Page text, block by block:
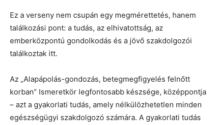
Ez a verseny nem csupán egy megmérettetés, hanem
találkozási pont: a tudás, az elhivatottság, az
emberközpontú gondolkodás és a jövő szakdolgozói
találkoztak itt.
Az „Alapápolás-gondozás, betegmegfigyelés felnőtt
korban” Ismeretkör legfontosabb készsége, középpontja
– azt a gyakorlati tudás, amely nélkülözhetetlen minden
egészségügyi szakdolgozó számára. A gyakorlati tudás